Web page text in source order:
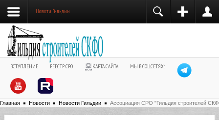
Новости Гильдии
ВСТУПЛЕНИЕ РЕЕСТР СРО КАРТА САЙТА МЫ В СОЦСЕТЯХ:
Главная Новости Новости Гильдии Ассоциация СРО "Гильдия строителей